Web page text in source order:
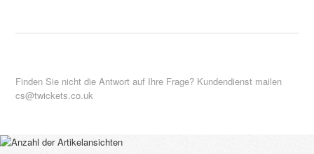
Finden Sie nicht die Antwort auf Ihre Frage? Kundendienst mailen
cs@twickets.co.uk